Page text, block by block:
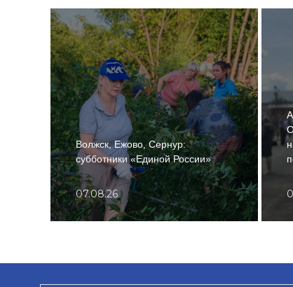
Волжск, Ежово, Сернур:
субботники «Единой России»
07.08.26